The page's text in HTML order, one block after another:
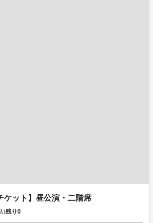
ット】昼公演・二階席
)残り0